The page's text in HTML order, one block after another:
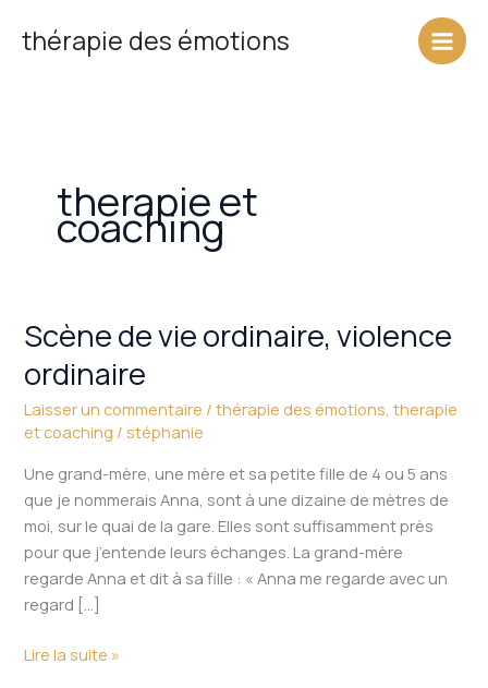
thérapie des émotions
therapie et
coaching
Scène de vie ordinaire, violence
ordinaire
Laisser un commentaire /thérapie des émotions,therapie
et coaching /stéphanie
Une grand-mère, une mère et sa petite fille de 4 ou 5 ans
que je nommerais Anna, sont à une dizaine de mètres de
moi, sur le quai de la gare. Elles sont suffisamment près
pour que j’entende leurs échanges. La grand-mère
regarde Anna et dit à sa fille : « Anna me regarde avec un
regard […]
Scène
de
vie
ordinaire,
violence
Lire la suite »